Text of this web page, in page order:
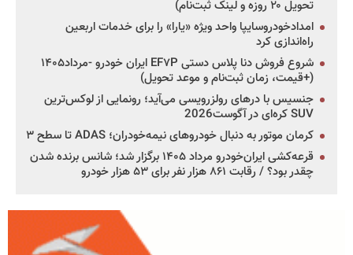
تحویل ۲۰ روزه و لینک ثبت‌نام)
امدادخودروسایپا واحد ویژه «یارا» را برای خدمات اربعین
راه‌اندازی کرد
شروع فروش دنا پلاس دستی EF۷P ایران خودرو -مرداد۱۴۰۵
(+قیمت، زمان ثبت‌نام و موعد تحویل)
جنسیس با درهای رولزرویسی می‌آید؛ رونمایی از لوکس‌ترین
SUV کره‌ای در آگوست2026
کرمان موتور به دنبال خودروهای نیمه‌خودران؛ ADAS تا سطح ۳
قرعه‌کشی ایران‌خودرو مرداد ۱۴۰۵ برگزار شد؛ شانس برنده شدن
چقدر بود؟ / رقابت ۸۶۱ هزار نفر برای ۵۳ هزار خودرو